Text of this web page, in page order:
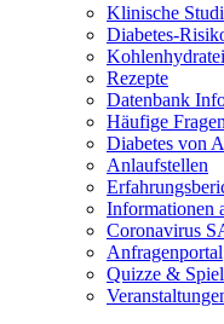
Klinische
Diabetes-
Rezepte
Datenbank
Häufige Fragen
Diabetes von
Anlaufstellen
Informationen
Coronavirus
Anfragenportal
Quizze &